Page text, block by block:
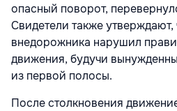
опасный поворот,
Свидетели также утверждают,
внедорожника нарушил
движения, будучи
из первой полосы.
После столкновения